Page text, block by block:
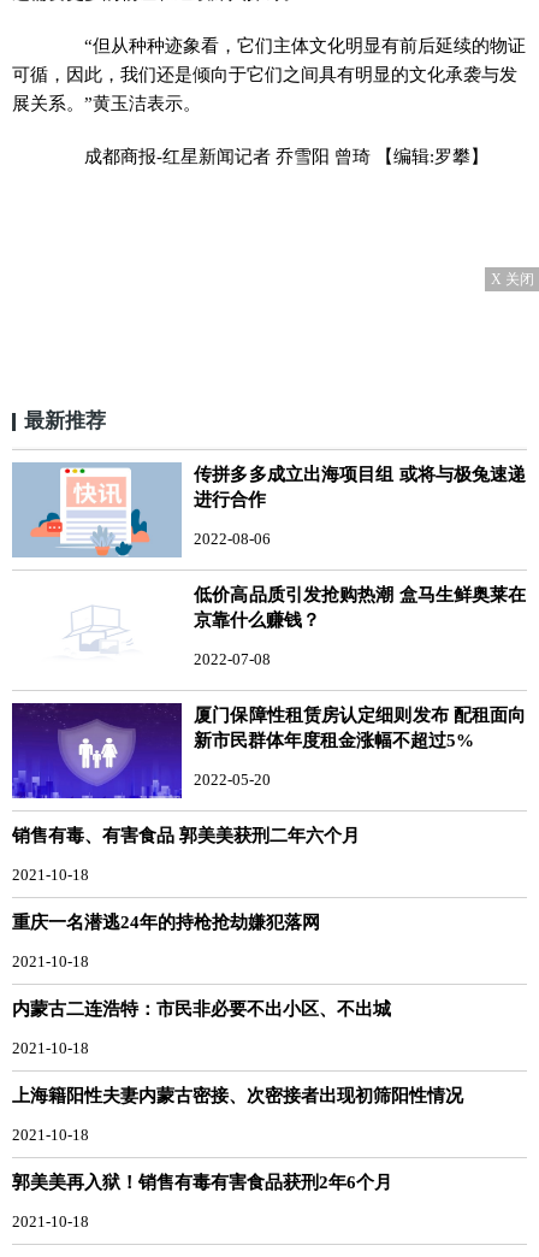
“但从种种迹象看，它们主体文化明显有前后延续的物证
可循，因此，我们还是倾向于它们之间具有明显的文化承袭与发
展关系。”黄玉洁表示。
成都商报-红星新闻记者 乔雪阳 曾琦 【编辑:罗攀】
X 关闭
最新推荐
传拼多多成立出海项目组 或将与极兔速递
进行合作
2022-08-06
低价高品质引发抢购热潮 盒马生鲜奥莱在
京靠什么赚钱？
2022-07-08
厦门保障性租赁房认定细则发布 配租面向
新市民群体年度租金涨幅不超过5%
2022-05-20
销售有毒、有害食品 郭美美获刑二年六个月
2021-10-18
重庆一名潜逃24年的持枪抢劫嫌犯落网
2021-10-18
内蒙古二连浩特：市民非必要不出小区、不出城
2021-10-18
上海籍阳性夫妻内蒙古密接、次密接者出现初筛阳性情况
2021-10-18
郭美美再入狱！销售有毒有害食品获刑2年6个月
2021-10-18